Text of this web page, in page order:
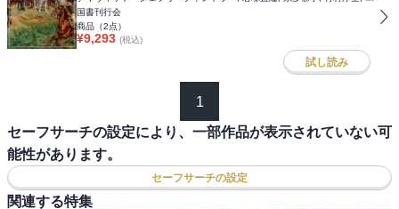
国書刊行会
商品（2点）
¥9,293 (税込)
試し読み
1
セーフサーチの設定により、一部作品が表示されていない可
能性があります。
セーフサーチの設定
関連する特集